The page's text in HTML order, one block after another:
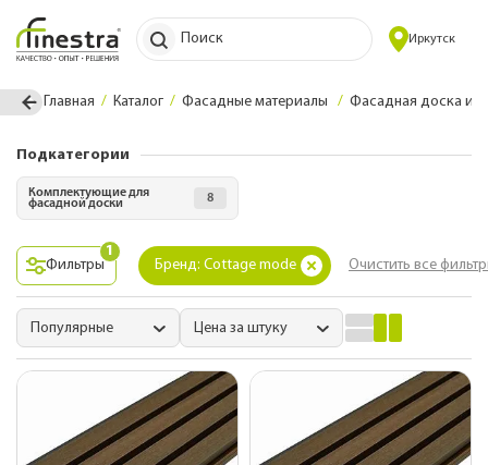
Поиск Иркутск
Главная Каталог Фасадные материалы Фасадная доска из
Подкатегории
Комплектующие для
фасадной доски
8
Фильтры
1
Бренд: Cottage mode
Очистить все
Популярные Цена за штуку